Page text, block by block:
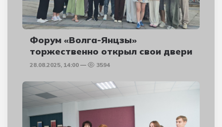
Форум «Волга-Янцзы»
торжественно открыл свои двери
28.08.2025, 14:00 3594